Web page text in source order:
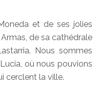
et de ses jolies
de sa cathédrale
Nous sommes
où nous pouvions
cerclent la ville.